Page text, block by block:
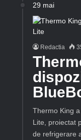
29 mai
Redactia
Thermo King
Lite, proiectat
de refrigerare